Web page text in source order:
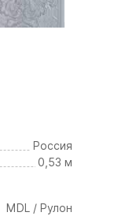
Россия
0,53 м
MDL / Рулон